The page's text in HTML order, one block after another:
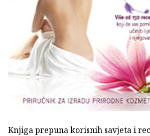
Knjiga prepuna korisnih savjeta i